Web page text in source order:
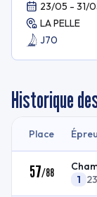
23/05 - 31/
LA PELLE
J70
Historique
Place
57/88
1